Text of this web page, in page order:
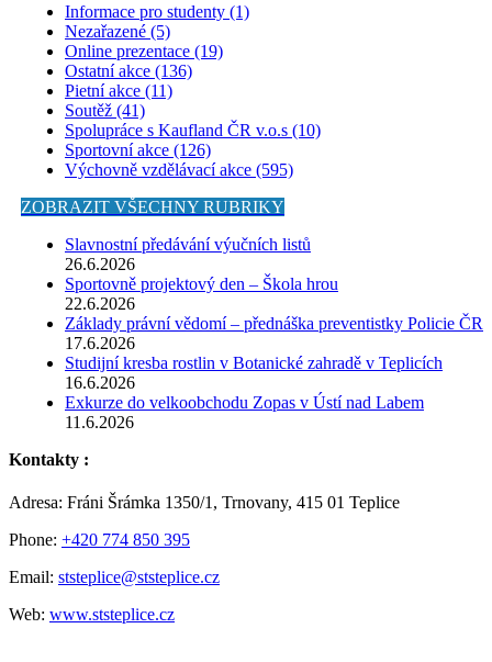
Informace pro studenty (1)
Nezařazené (5)
Online prezentace (19)
Ostatní akce (136)
Pietní akce (11)
Soutěž (41)
Spolupráce s Kaufland ČR v.o.s (10)
Sportovní akce (126)
Výchovně vzdělávací akce (595)
ZOBRAZIT VŠECHNY RUBRIKY
Slavnostní předávání výučních listů
26.6.2026
Sportovně projektový den – Škola hrou
22.6.2026
Základy právní vědomí – přednáška preventistky Policie ČR
17.6.2026
Studijní kresba rostlin v Botanické zahradě v Teplicích
16.6.2026
Exkurze do velkoobchodu Zopas v Ústí nad Labem
11.6.2026
Kontakty :
Adresa: Fráni Šrámka 1350/1, Trnovany, 415 01 Teplice
Phone: +420 774 850 395
Email: ststeplice@ststeplice.cz
Web: www.ststeplice.cz